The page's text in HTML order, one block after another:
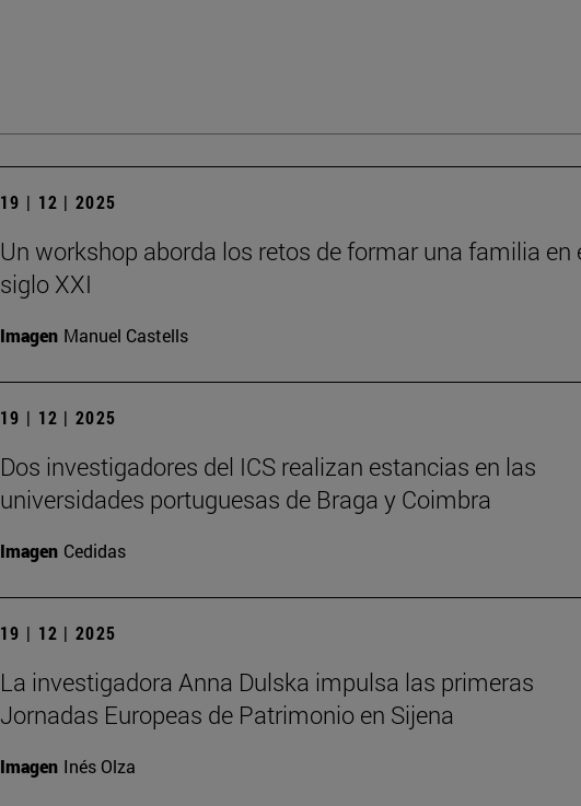
19 | 12 | 2025
Un workshop aborda los retos de formar una familia en
siglo XXI
Imagen Manuel Castells
19 | 12 | 2025
Dos investigadores del ICS realizan estancias en las
universidades portuguesas de Braga y Coimbra
Imagen Cedidas
19 | 12 | 2025
La investigadora Anna Dulska impulsa las primeras
Jornadas Europeas de Patrimonio en Sijena
Imagen Inés Olza